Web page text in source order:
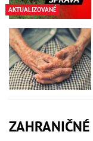
AKTUALIZOVANÉ
ZAHRANIČNÉ